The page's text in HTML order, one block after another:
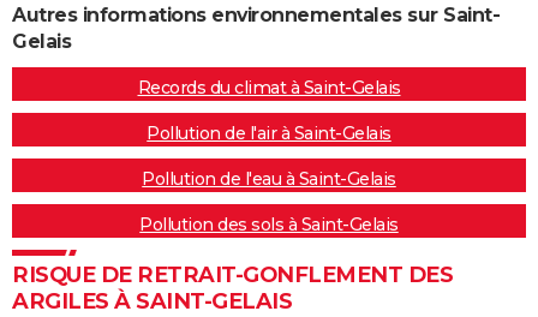
Autres informations environnementales sur Saint-
Gelais
Records du climat à Saint-Gelais
Pollution de l'air à Saint-Gelais
Pollution de l'eau à Saint-Gelais
Pollution des sols à Saint-Gelais
RISQUE DE RETRAIT-GONFLEMENT DES
ARGILES À SAINT-GELAIS